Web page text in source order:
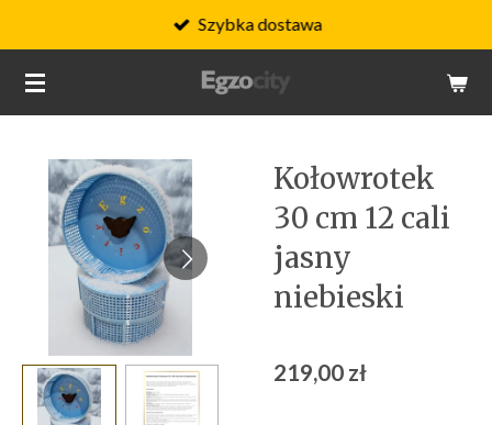
do
głównej
treści
Szybka dostawa
Kołowrotek
30 cm 12 cali
jasny
niebieski
219,00 zł